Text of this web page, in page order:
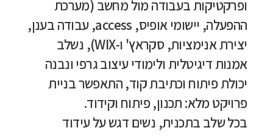
ופרקטיקות בעבודה מול מחשב (מערכת
ההפעלה, יישומי אופיס, access, עבודה בענן,
יצירת אנימציות, סקראץ' ו-WIX), נשלב
אמנות דיגיטלית ולימודי עיצוב גרפי ונבנה
יכולת פיתוח וכתיבת קוד, התאפשר בניית
פרויקט מלא: תכנון, פיתוח וקידוד.
בכל שלב בתכנית, נשים דגש על עידוד